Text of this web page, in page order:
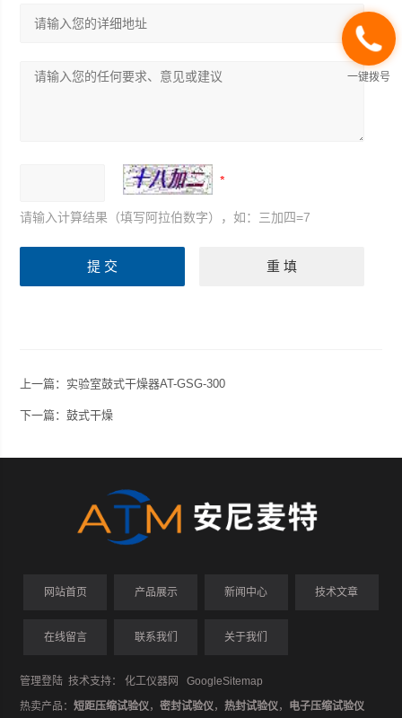
请输入计算结果（填写阿拉伯数字），如：三加四=7
上一篇： 实验室鼓式干燥器AT-GSG-300
下一篇：鼓式干燥
网站首页 产品展示 新闻中心 技术文章
在线留言 联系我们 关于我们
管理登陆 技术支持：化工仪器网
GoogleSitemap
热卖产品：短距压缩试验仪，密封试验仪，热封试验仪， 电子压缩试验仪
一键拨号